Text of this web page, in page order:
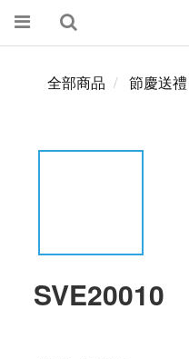
全部商品 節慶送禮
SVE20010